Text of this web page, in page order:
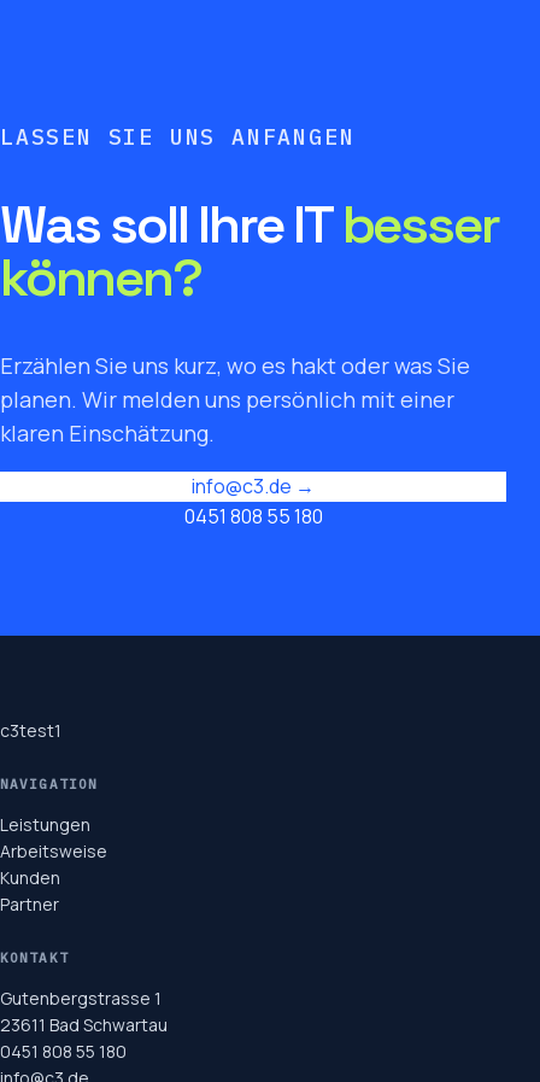
LASSEN SIE UNS ANFANGEN
Was soll Ihre ITbesser
können?
Erzählen Sie uns kurz, wo es hakt oder was Sie
planen. Wir melden uns persönlich mit einer
klaren Einschätzung.
info@c3.de →
0451 808 55 180
c3test1
NAVIGATION
Leistungen
Arbeitsweise
Kunden
Partner
KONTAKT
Gutenbergstrasse 1
23611 Bad Schwartau
0451 808 55 180